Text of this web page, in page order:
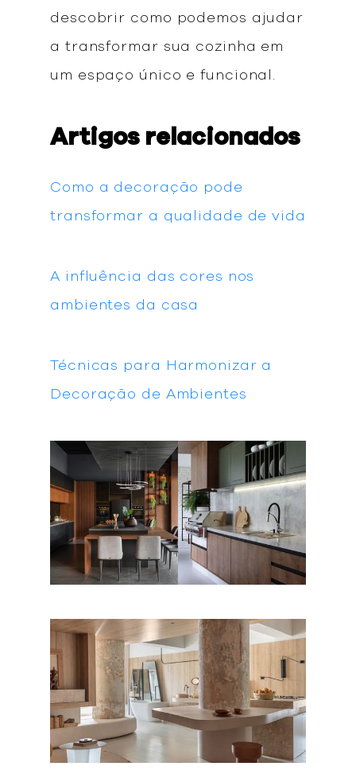
descobrir como podemos ajudar
a transformar sua cozinha em
um espaço único e funcional.
Artigos relacionados
Como a decoração pode
transformar a qualidade de vida
A influência das cores nos
ambientes da casa
Técnicas para Harmonizar a
Decoração de Ambientes